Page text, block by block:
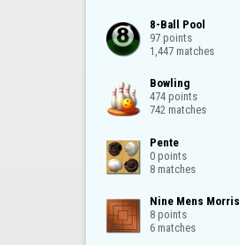
8-Ball Pool
97 points
1,447 matches
Bowling
474 points
742 matches
Pente
0 points
8 matches
Nine Mens Morris
8 points
6 matches